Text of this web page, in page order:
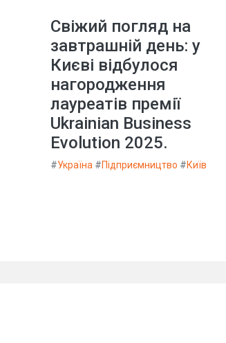
Свіжий погляд на
завтрашній день: у
Києві відбулося
нагородження
лауреатів премії
Ukrainian Business
Evolution 2025.
#Україна #Підприємництво #Київ